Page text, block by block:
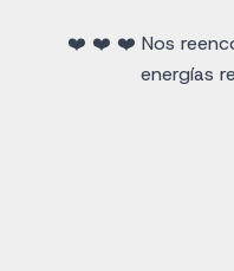
❤️ ❤️ ❤️ Nos
energías